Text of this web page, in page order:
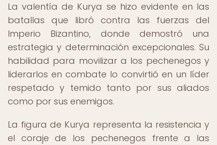
La valentía de Kurya se hizo evidente en las
batallas que libró contra las fuerzas del
Imperio Bizantino, donde demostró una
estrategia y determinación excepcionales. Su
habilidad para movilizar a los pechenegos y
liderarlos en combate lo convirtió en un líder
respetado y temido tanto por sus aliados
como por sus enemigos.
La figura de Kurya representa la resistencia y
el coraje de los pechenegos frente a las